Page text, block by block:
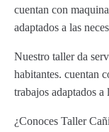
cuentan con
adaptados a las
Nuestro taller da
habitantes. cuentan
trabajos adaptados a
¿Conoces Taller